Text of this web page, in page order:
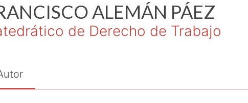
ALEMÁN PÁEZ
de Derecho de Trabajo